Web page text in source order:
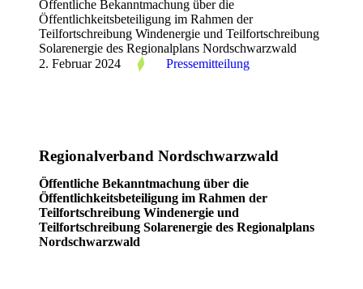
Öffentliche Bekanntmachung über die
Öffentlichkeitsbeteiligung im Rahmen der
Teilfortschreibung Windenergie und Teilfortschreibung
Solarenergie des Regionalplans Nordschwarzwald
2. Februar 2024
Pressemitteilung
Regionalverband Nordschwarzwald
Öffentliche Bekanntmachung über die
Öffentlichkeitsbeteiligung im Rahmen der
Teilfortschreibung Windenergie und
Teilfortschreibung Solarenergie des Regionalplans
Nordschwarzwald